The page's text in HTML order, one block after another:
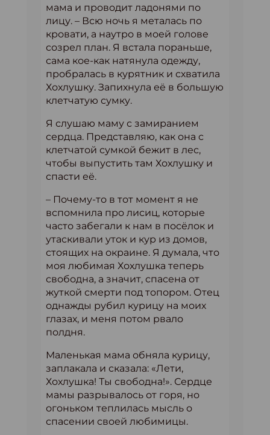
мама и проводит ладонями по
лицу. – Всю ночь я металась по
кровати, а наутро в моей голове
созрел план. Я встала пораньше,
сама кое-как натянула одежду,
пробралась в курятник и схватила
Хохлушку. Запихнула её в большую
клетчатую сумку.
Я слушаю маму с замиранием
сердца. Представляю, как она с
клетчатой сумкой бежит в лес,
чтобы выпустить там Хохлушку и
спасти её.
– Почему-то в тот момент я не
вспомнила про лисиц, которые
часто забегали к нам в посёлок и
утаскивали уток и кур из домов,
стоящих на окраине. Я думала, что
моя любимая Хохлушка теперь
свободна, а значит, спасена от
жуткой смерти под топором. Отец
однажды рубил курицу на моих
глазах, и меня потом рвало
полдня.
Маленькая мама обняла курицу,
заплакала и сказала: «Лети,
Хохлушка! Ты свободна!». Сердце
мамы разрывалось от горя, но
огоньком теплилась мысль о
спасении своей любимицы.